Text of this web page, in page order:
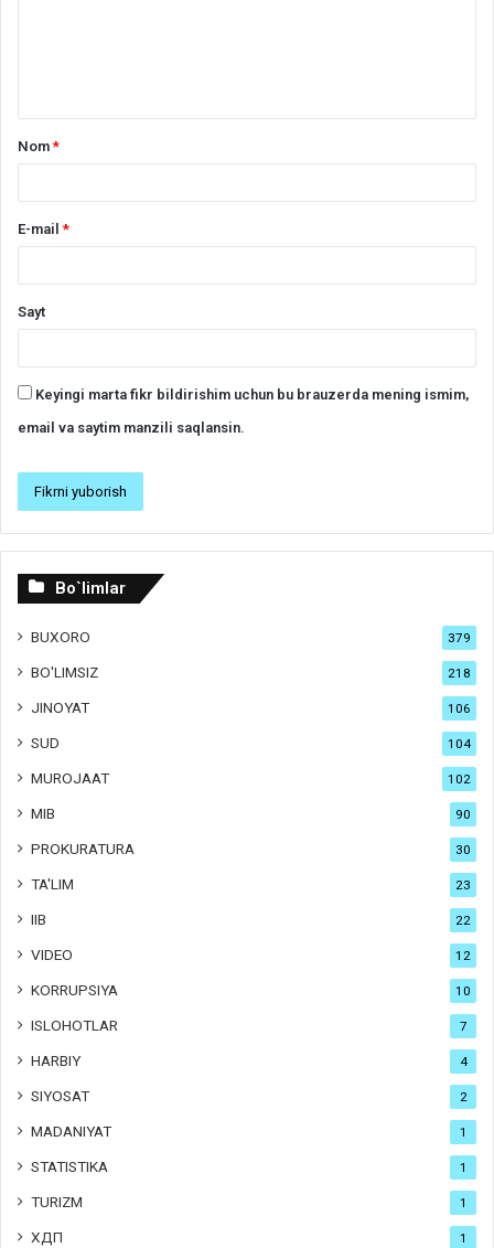
Nom*
E-mail*
Sayt
Keyingi marta fikr bildirishim uchun bu brauzerda mening ismim,
email va saytim manzili saqlansin.
Bo`limlar
BUXORO 379
BO'LIMSIZ 218
JINOYAT 106
SUD 104
MUROJAAT 102
MIB 90
PROKURATURA 30
TA'LIM 23
IIB 22
VIDEO 12
KORRUPSIYA 10
ISLOHOTLAR 7
HARBIY 4
SIYOSAT 2
MADANIYAT 1
STATISTIKA 1
TURIZM 1
ХДП 1